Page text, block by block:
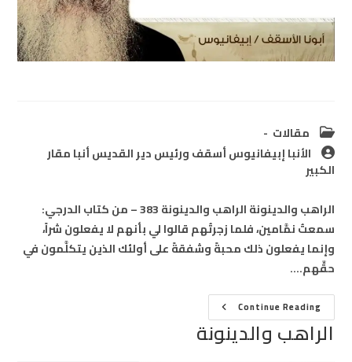
Post
category:
مقالات
Post
author:
الأنبا إبيفانيوس أسقف ورئيس دير القديس أنبا مقار
الكبير
الراهب والدينونة الراهب والدينونة 383 – من كتاب الدرجي:
سمعتُ نمَّامين، فلما زجرتُهم قالوا لي بأنهم لا يفعلون شراً،
وإنما يفعلون ذلك محبةً وشفقةً على أولئك الذين يتكلَّمون في
حقِّهم.…
Continue Readingالراهب
والدينونة
الراهب والدينونة